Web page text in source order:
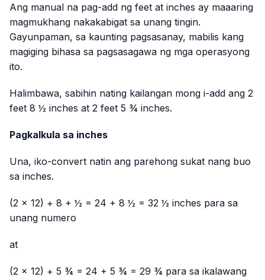
Ang manual na pag-add ng feet at inches ay maaaring
magmukhang nakakabigat sa unang tingin.
Gayunpaman, sa kaunting pagsasanay, mabilis kang
magiging bihasa sa pagsasagawa ng mga operasyong
ito.
Halimbawa, sabihin nating kailangan mong i-add ang 2
feet 8 ½ inches at 2 feet 5 ¾ inches.
Pagkalkula sa inches
Una, iko-convert natin ang parehong sukat nang buo
sa inches.
(2 × 12) + 8 + ½ = 24 + 8 ½ = 32 ½ inches para sa
unang numero
at
(2 × 12) + 5 ¾ = 24 + 5 ¾ = 29 ¾ para sa ikalawang